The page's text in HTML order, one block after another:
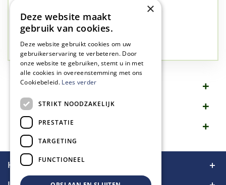
✅A-kwaliteit service
✅77 jaar familie bedrijf
✅Groen, dat is wat we doen
Omschrijving
Specificaties
Merk
Handige links
×
Deze website maakt
gebruik van cookies.
Deze website gebruikt cookies om uw
gebruikerservaring te verbeteren. Door
onze website te gebruiken, stemt u in met
alle cookies in overeenstemming met ons
Cookiebeleid. Lees verder
STRIKT NOODZAKELIJK
PRESTATIE
TARGETING
FUNCTIONEEL